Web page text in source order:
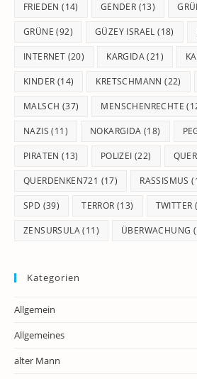
FRIEDEN (14) GENDER (13)
GRÜNE (92) GÜZEY ISRAEL (18)
INTERNET (20) KARGIDA(21)
KINDER (14) KRETSCHMANN (22)
MALSCH (37) MENSCHENRECHTE
NAZIS (11) NOKARGIDA (18)
PIRATEN (13) POLIZEI (22)
QUERDENKEN721 (17) RASSISMUS
SPD (39) TERROR (13) TWITTER
ZENSURSULA(11) ÜBERWACHUNG
Kategorien
Allgemein
Allgemeines
alter Mann